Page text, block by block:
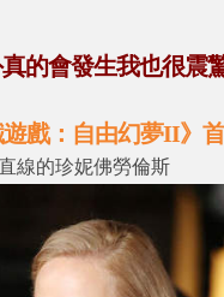
的會發生我也很震
戲：自由幻夢II》
線的珍妮佛勞倫斯